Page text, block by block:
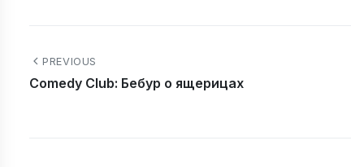
PREVIOUS
Comedy Club: Бебур о ящерицах